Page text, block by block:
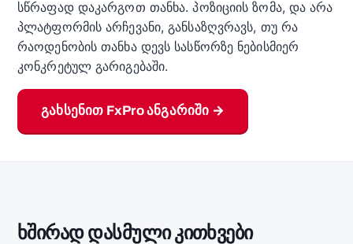
სწრაფად დაკარგოთ თანხა. პოზიციის ზომა, და არა
პლატფორმის არჩევანი, განსაზღვრავს, თუ რა
რაოდენობის თანხა დევს სასწორზე ნებისმიერ
კონკრეტულ გარიგებაში.
გახსენით FxPro ანგარიში →
ხშირად დასმული კითხვები